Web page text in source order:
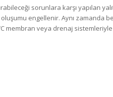
sorunlara karşı yapılan
engellenir. Aynı zamanda
membran veya drenaj